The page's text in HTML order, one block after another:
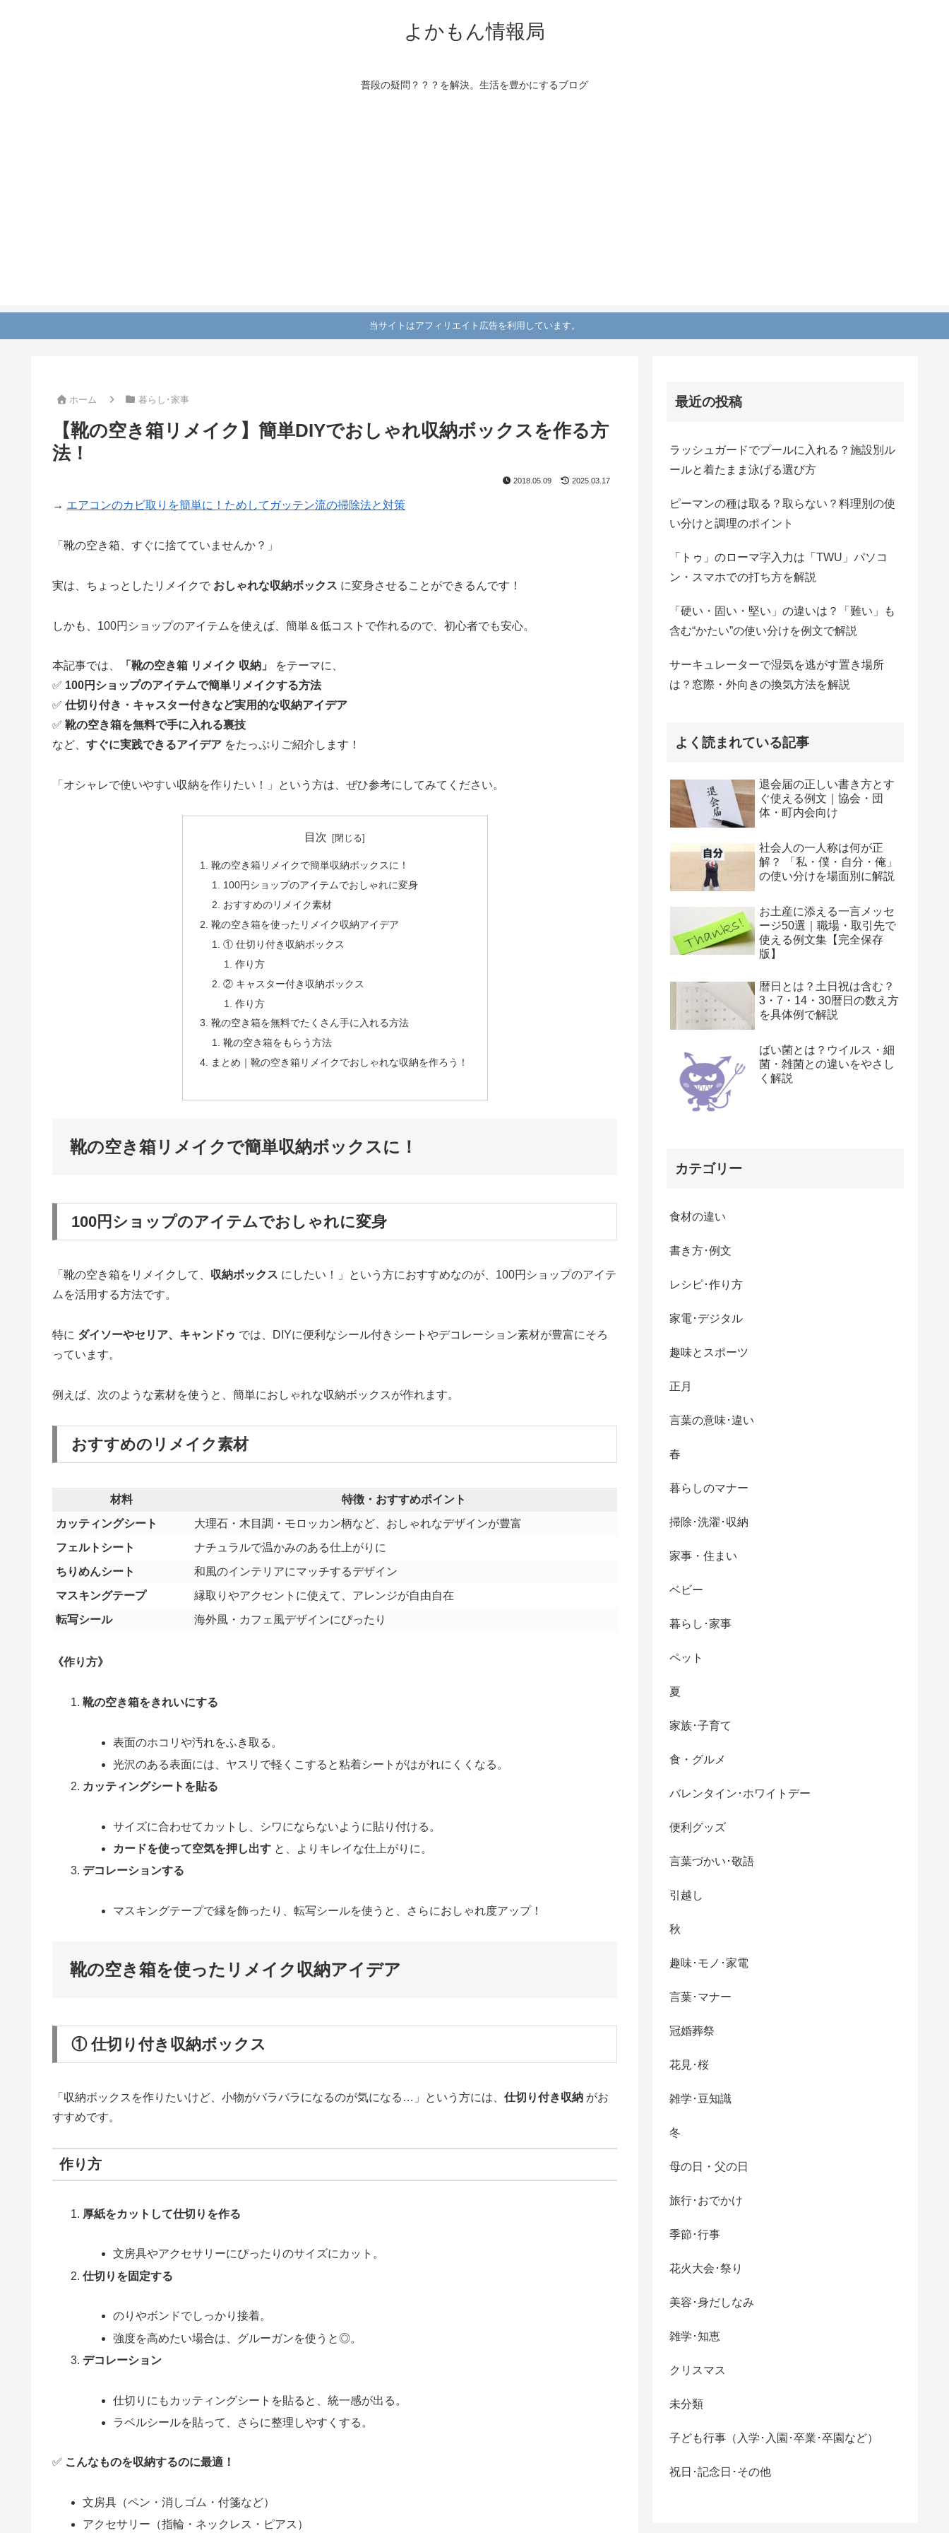
よかもん情報局
普段の疑問？？？を解決。生活を豊かにするブログ
当サイトはアフィリエイト広告を利用しています。
ホーム 暮らし･家事
【靴の空き箱リメイク】簡単DIYでおしゃれ収納ボックスを作る方
法！
2018.05.09 2025.03.17
→ エアコンのカビ取りを簡単に！ためしてガッテン流の掃除法と対策
「靴の空き箱、すぐに捨てていませんか？」
実は、ちょっとしたリメイクで おしゃれな収納ボックス に変身させることができるんです！
しかも、100円ショップのアイテムを使えば、簡単＆低コストで作れるので、初心者でも安心。
本記事では、 「靴の空き箱 リメイク 収納」
をテーマに、
✅ 100円ショップのアイテムで簡単リメイクする方法
✅ 仕切り付き・キャスター付きなど実用的な収納アイデア
✅ 靴の空き箱を無料で手に入れる裏技
など、 すぐに実践できるアイデア をたっぷりご紹介します！
「オシャレで使いやすい収納を作りたい！」という方は、ぜひ参考にしてみてください。
目次
靴の空き箱リメイクで簡単収納ボックスに！
100円ショップのアイテムでおしゃれに変身
おすすめのリメイク素材
靴の空き箱を使ったリメイク収納アイデア
① 仕切り付き収納ボックス
作り方
② キャスター付き収納ボックス
作り方
靴の空き箱を無料でたくさん手に入れる方法
靴の空き箱をもらう方法
まとめ｜靴の空き箱リメイクでおしゃれな収納を作ろう！
靴の空き箱リメイクで簡単収納ボックスに！
100円ショップのアイテムでおしゃれに変身
「靴の空き箱をリメイクして、 収納ボックス にしたい！」という方におすすめなのが、100円ショップのアイテ
ムを活用する方法です。
特に ダイソーやセリア、キャンドゥ では、DIYに便利なシール付きシートやデコレーション素材が豊富にそろ
っています。
例えば、次のような素材を使うと、簡単におしゃれな収納ボックスが作れます。
おすすめのリメイク素材
材料
特徴・おすすめポイント
カッティングシート
大理石・木目調・モロッカン柄など、おしゃれなデザインが豊富
フェルトシート
ナチュラルで温かみのある仕上がりに
ちりめんシート
和風のインテリアにマッチするデザイン
マスキングテープ
縁取りやアクセントに使えて、アレンジが自由自在
転写シール
海外風・カフェ風デザインにぴったり
《作り方》
靴の空き箱をきれいにする
表面のホコリや汚れをふき取る。
光沢のある表面には、ヤスリで軽くこすると粘着シートがはがれにくくなる。
カッティングシートを貼る
サイズに合わせてカットし、シワにならないように貼り付ける。
カードを使って空気を押し出す と、よりキレイな仕上がりに。
デコレーションする
マスキングテープで縁を飾ったり、転写シールを使うと、さらにおしゃれ度アップ！
靴の空き箱を使ったリメイク収納アイデア
① 仕切り付き収納ボックス
「収納ボックスを作りたいけど、小物がバラバラになるのが気になる…」という方には、 仕切り付き収納 がお
すすめです。
作り方
厚紙をカットして仕切りを作る
文房具やアクセサリーにぴったりのサイズにカット。
仕切りを固定する
のりやボンドでしっかり接着。
強度を高めたい場合は、グルーガンを使うと◎。
デコレーション
仕切りにもカッティングシートを貼ると、統一感が出る。
ラベルシールを貼って、さらに整理しやすくする。
✅ こんなものを収納するのに最適！
文房具（ペン・消しゴム・付箋など）
アクセサリー（指輪・ネックレス・ピアス）
最近の投稿
ラッシュガードでプールに入れる？施設別ル
ールと着たまま泳げる選び方
ピーマンの種は取る？取らない？料理別の使
い分けと調理のポイント
「トゥ」のローマ字入力は「TWU」パソコ
ン・スマホでの打ち方を解説
「硬い・固い・堅い」の違いは？「難い」も
含む“かたい”の使い分けを例文で解説
サーキュレーターで湿気を逃がす置き場所
は？窓際・外向きの換気方法を解説
よく読まれている記事
退会届の正しい書き方とす
ぐ使える例文｜協会・団
体・町内会向け
社会人の一人称は何が正
解？ 「私・僕・自分・俺」
の使い分けを場面別に解説
お土産に添える一言メッセ
ージ50選｜職場・取引先で
使える例文集【完全保存
版】
暦日とは？土日祝は含む？
3・7・14・30暦日の数え方
を具体例で解説
ばい菌とは？ウイルス・細
菌・雑菌との違いをやさし
く解説
カテゴリー
食材の違い
書き方･例文
レシピ･作り方
家電･デジタル
趣味とスポーツ
正月
言葉の意味･違い
春
暮らしのマナー
掃除･洗濯･収納
家事・住まい
ベビー
暮らし･家事
ペット
夏
家族･子育て
食・グルメ
バレンタイン･ホワイトデー
便利グッズ
言葉づかい･敬語
引越し
秋
趣味･モノ･家電
言葉･マナー
冠婚葬祭
花見･桜
雑学･豆知識
冬
母の日・父の日
旅行･おでかけ
季節･行事
花火大会･祭り
美容･身だしなみ
雑学･知恵
クリスマス
未分類
子ども行事（入学･入園･卒業･卒園など）
祝日･記念日･その他